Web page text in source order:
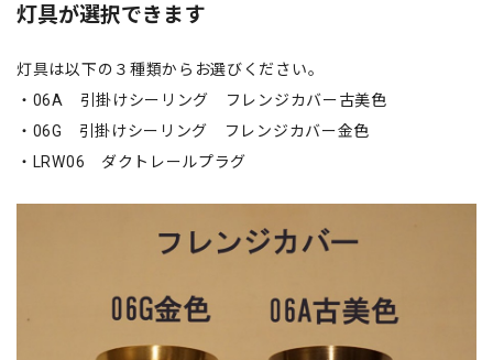
灯具が選択できます
灯具は以下の３種類からお選びください。
・06A 引掛けシーリング フレンジカバー古美色
・06G 引掛けシーリング フレンジカバー金色
・LRW06 ダクトレールプラグ